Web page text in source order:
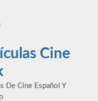
Cine
De Cine Español Y